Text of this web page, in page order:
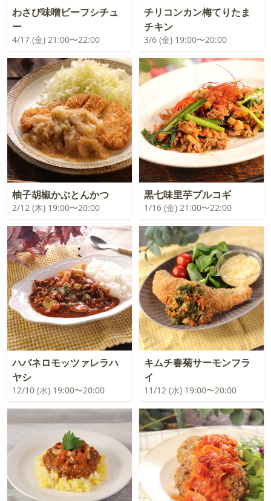
わさび味噌ビーフシチュ
ー
4/17 (金) 21:00〜22:00
チリコンカン梅てりたま
チキン
3/6 (金) 19:00〜20:00
柚子胡椒かぶとんかつ
2/12 (木) 19:00〜20:00
黒七味里芋プルコギ
1/16 (金) 21:00〜22:00
ハバネロモッツァレラハ
ヤシ
12/10 (水) 19:00〜20:00
キムチ春菊サーモンフラ
イ
11/12 (水) 19:00〜20:00